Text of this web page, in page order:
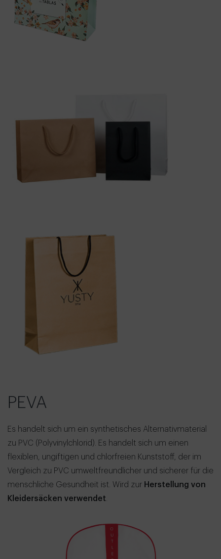
PEVA
Es handelt sich um ein synthetisches Alternativmaterial
zu PVC (Polyvinylchlorid). Es handelt sich um einen
flexiblen, ungiftigen und chlorfreien Kunststoff, der im
Vergleich zu PVC umweltfreundlicher und sicherer für die
menschliche Gesundheit ist. Wird zur Herstellung von
Kleidersäcken verwendet